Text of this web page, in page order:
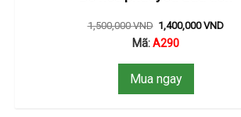
1,500,000VND 1,400,000VND
Mã:A290
Mua ngay